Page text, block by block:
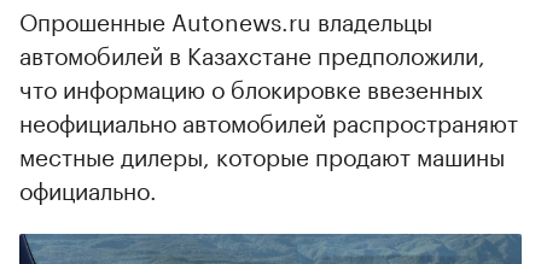
Опрошенные Autonews.ru владельцы
автомобилей в Казахстане предположили,
что информацию о блокировке ввезенных
неофициально автомобилей распространяют
местные дилеры, которые продают машины
официально.